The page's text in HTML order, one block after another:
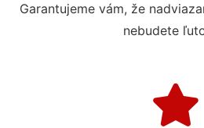
Garantujeme vám, že
nebudete